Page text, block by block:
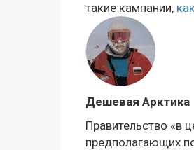
такие кампании,
Дешевая Арктика
Правительство «в
предполагающих